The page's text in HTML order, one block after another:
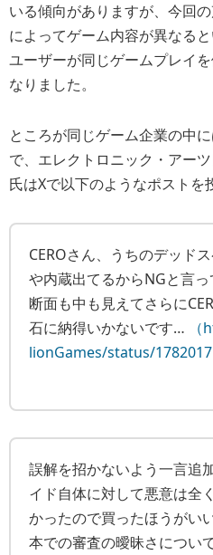
いる傾向がありますが、今回の
によってゲーム内容が異なる
ユーザーが同じゲームプレイ
なりました。
ところが同じゲーム企業の中
で、エレクトロニック・アー
氏はXで以下のようなポストを
CEROさん、うちのデッド
や内蔵出てるからNGと言
断面も中も見えてさらに
石に納得いかないです…
lionGames/status/
誤解を招かないよう一言追
イド自体に対して悪意は全
かったので買ったほうがい
本での審査の曖昧さについ